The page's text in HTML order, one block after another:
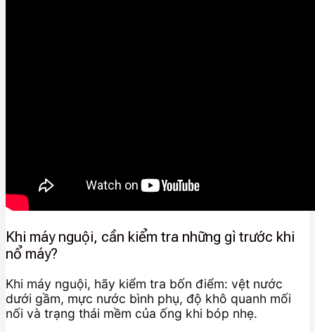
Khi máy nguội, cần kiểm tra những gì trước khi
nổ máy?
Khi máy nguội, hãy kiểm tra bốn điểm: vệt nước
dưới gầm, mực nước bình phụ, độ khô quanh mối
nối và trạng thái mềm của ống khi bóp nhẹ.